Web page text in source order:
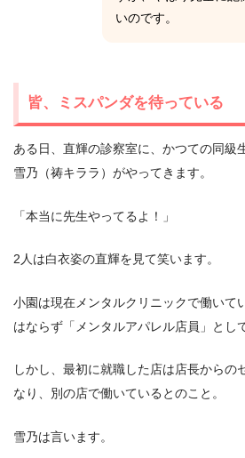
いのです。
皆、ミスパンダを待っている
ある日、直輝の診察室に、かつての同級
雪乃（祷キララ）がやってきます。
「本当に先生やってるよ！」
2人は白衣姿の直輝を見て笑います。
小園は現在メンタルクリニックで働いて
はならず「メンタルアパレル店員」とし
しかし、最初に就職した店は店長からの
なり、別の店で働いているとのこと。
雪乃は言います。